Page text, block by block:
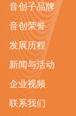
音创子品牌
音创荣誉
发展历程
新闻与活动
企业视频
联系我们